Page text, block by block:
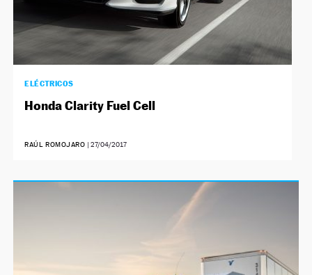
ELÉCTRICOS
Honda Clarity Fuel Cell
RAÚL ROMOJARO | 27/04/2017